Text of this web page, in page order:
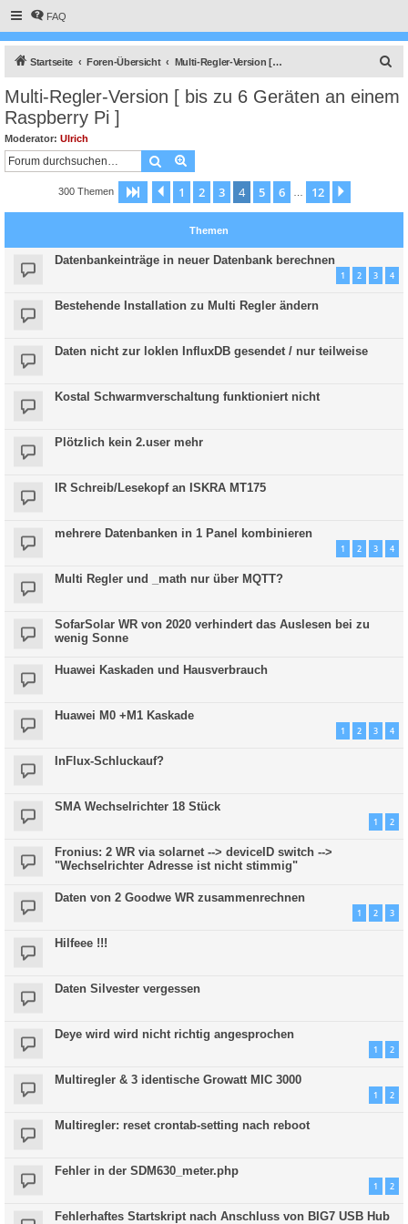
FAQ
Startseite Foren-Übersicht Multi-Regler-Version [ bis zu 6 Geräten an einem Raspberry Pi ]
c
Multi-Regler-Version [ bis zu 6 Geräten an einem
Raspberry Pi ]
Moderator: Ulrich
Suche
300 Themen Seite von
Vorherige
1 2 3 4 5 6 12
Themen
Datenbankeinträge in neuer Datenbank berechnen
1 2 3 4
Bestehende Installation zu Multi Regler ändern
Daten nicht zur loklen InfluxDB gesendet / nur teilweise
Kostal Schwarmverschaltung funktioniert nicht
Plötzlich kein 2.user mehr
IR Schreib/Lesekopf an ISKRA MT175
mehrere Datenbanken in 1 Panel kombinieren
1 2 3 4
Multi Regler und _math nur über MQTT?
SofarSolar WR von 2020 verhindert das Auslesen bei zu
wenig Sonne
Huawei Kaskaden und Hausverbrauch
Huawei M0 +M1 Kaskade
1 2 3 4
InFlux-Schluckauf?
SMA Wechselrichter 18 Stück
1 2
Fronius: 2 WR via solarnet --> deviceID switch -->
"Wechselrichter Adresse ist nicht stimmig"
Daten von 2 Goodwe WR zusammenrechnen
1 2 3
Hilfeee !!!
Daten Silvester vergessen
Deye wird wird nicht richtig angesprochen
1 2
Multiregler & 3 identische Growatt MIC 3000
1 2
Multiregler: reset crontab-setting nach reboot
Fehler in der SDM630_meter.php
1 2
Fehlerhaftes Startskript nach Anschluss von BIG7 USB Hub